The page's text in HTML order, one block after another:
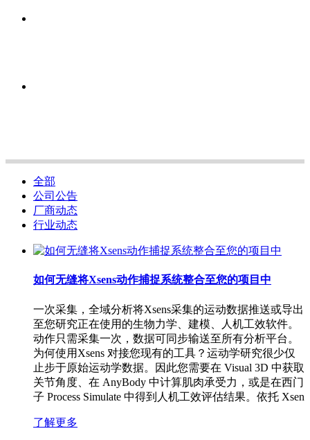
全部
公司公告
厂商动态
行业动态
如何无缝将Xsens动作捕捉系统整合至您的项目中
一次采集，全域分析将Xsens采集的运动数据推送或导出
至您研究正在使用的生物力学、建模、人机工效软件。
动作只需采集一次，数据可同步输送至所有分析平台。
为何使用Xsens 对接您现有的工具？运动学研究很少仅
止步于原始运动学数据。因此您需要在 Visual 3D 中获取
关节角度、在 AnyBody 中计算肌肉承受力，或是在西门
子 Process Simulate 中得到人机工效评估结果。依托 Xsen
了解更多